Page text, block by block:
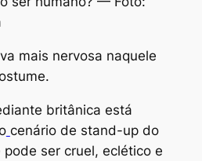
mais nervosa naquele
britânica está
cenário de stand-up do
pode ser cruel, eclético e